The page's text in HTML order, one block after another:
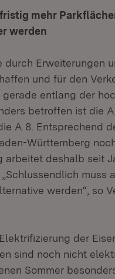
mehr
werden
durch Erweiterungen
und für den
entlang der
betroffen ist die
A 8. Entsprechend
Württemberg
deshalb seit
muss
werden“, so
der
sind noch nicht
Sommer